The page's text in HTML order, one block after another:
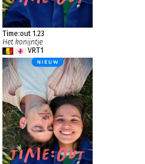
Time:out 1.23
Het konijntje
VRT1